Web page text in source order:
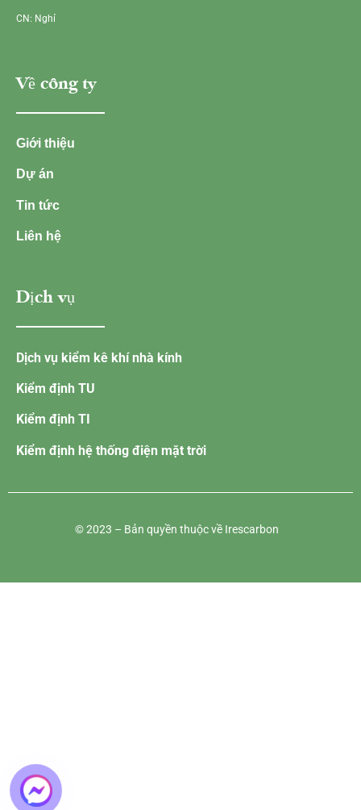
CN: Nghỉ
Về công ty
Giới thiệu
Dự án
Tin tức
Liên hệ
Dịch vụ
Dịch vụ kiểm kê khí nhà kính
Kiểm định TU
Kiểm định TI
Kiểm định hệ thống điện mặt trời
© 2023 – Bản quyền thuộc về Irescarbon